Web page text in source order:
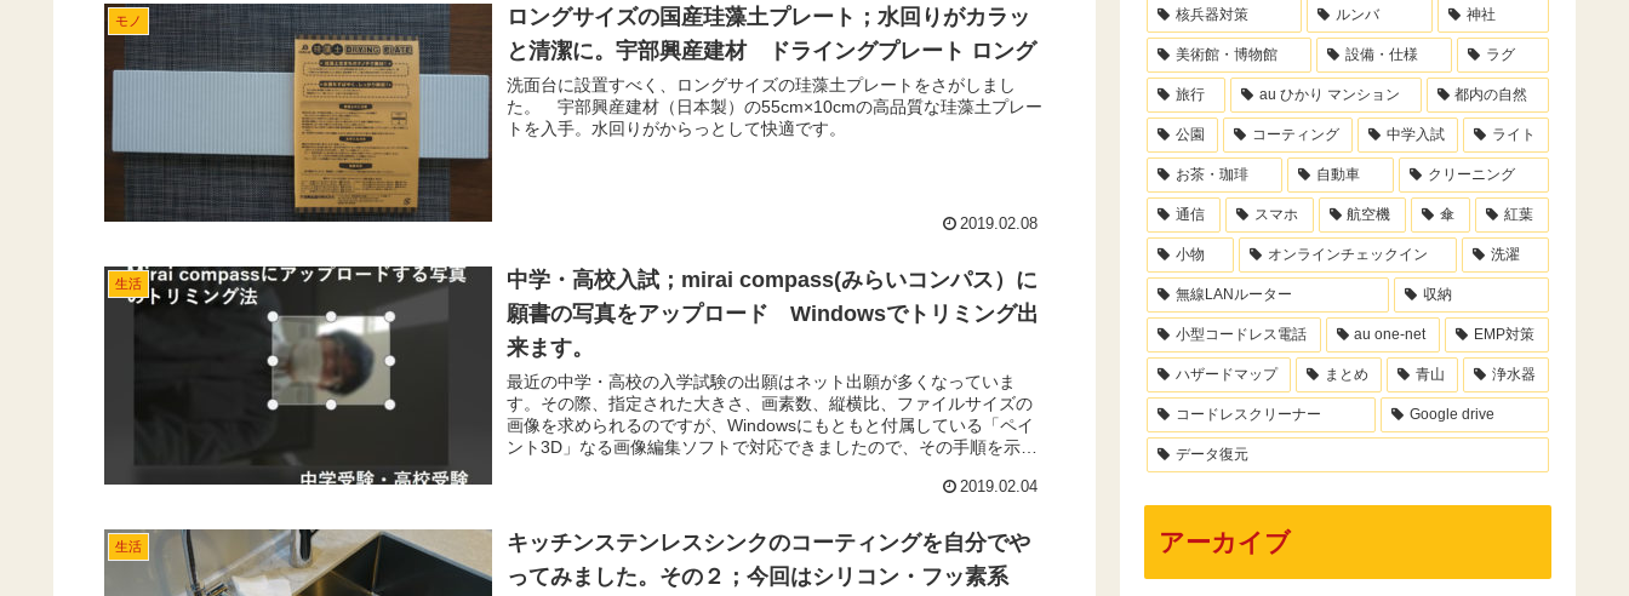
モノ
ロングサイズの国産珪藻土プレート；水回りがカラッ
と清潔に。宇部興産建材 ドライングプレート ロング
洗面台に設置すべく、ロングサイズの珪藻土プレートをさがしまし
た。 宇部興産建材（日本製）の55cm×10cmの高品質な珪藻土プレー
トを入手。水回りがからっとして快適です。
2019.02.08
生活
中学・高校入試；mirai compass(みらいコンパス）に
願書の写真をアップロード Windowsでトリミング出
来ます。
最近の中学・高校の入学試験の出願はネット出願が多くなっていま
す。その際、指定された大きさ、画素数、縦横比、ファイルサイズの
画像を求められるのですが、Windowsにもともと付属している「ペイ
ント3D」なる画像編集ソフトで対応できましたので、その手順を示し
2019.02.04
生活
キッチンステンレスシンクのコーティングを自分でや
ってみました。その２；今回はシリコン・フッ素系
核兵器対策 ルンバ 神社
美術館・博物館 設備・仕様 ラグ
旅行 au ひかり マンション 都内の自然
公園 コーティング 中学入試 ライト
お茶・珈琲 自動車 クリーニング
通信 スマホ 航空機 傘 紅葉
小物 オンラインチェックイン 洗濯
無線LANルーター 収納
小型コードレス電話 au one-net EMP対策
ハザードマップ まとめ 青山 浄水器
コードレスクリーナー Google drive
データ復元
アーカイブ